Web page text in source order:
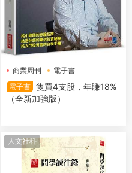
商業周刊
電子書
電子書 隻買4支股，年賺18%
（全新加強版）
人文社科